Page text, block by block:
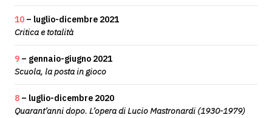
10 – luglio-dicembre 2021
Critica e totalità
9 – gennaio-giugno 2021
Scuola, la posta in gioco
8 – luglio-dicembre 2020
Quarant’anni dopo. L’opera di Lucio Mastronardi (1930-1979)